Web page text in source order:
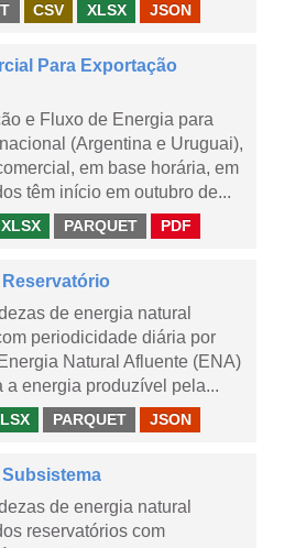
CSV XLSX JSON
Para Exportação
e Fluxo de Energia para
(Argentina e Uruguai),
em base horária, em
têm início em outubro de...
XLSX PARQUET PDF
de energia natural
periodicidade diária por
Natural Afluente (ENA)
a energia produzível pela...
PARQUET JSON
de energia natural
reservatórios com